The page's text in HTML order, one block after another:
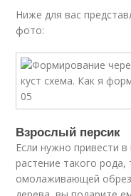
Ниже для вас
фото:
Взрослый персик
Если нужно привести
растение такого рода,
омолаживающей